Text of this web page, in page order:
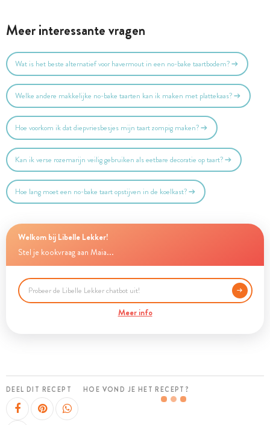
Meer interessante vragen
Wat is het beste alternatief voor havermout in een no-bake taartbodem?
Welke andere makkelijke no-bake taarten kan ik maken met plattekaas?
Hoe voorkom ik dat diepvriesbesjes mijn taart zompig maken?
Kan ik verse rozemarijn veilig gebruiken als eetbare decoratie op taart?
Hoe lang moet een no-bake taart opstijven in de koelkast?
Welkom bij Libelle Lekker!
Stel je kookvraag aan Maia...
Meer info
DEEL DIT RECEPT HOE VOND JE HET RECEPT?